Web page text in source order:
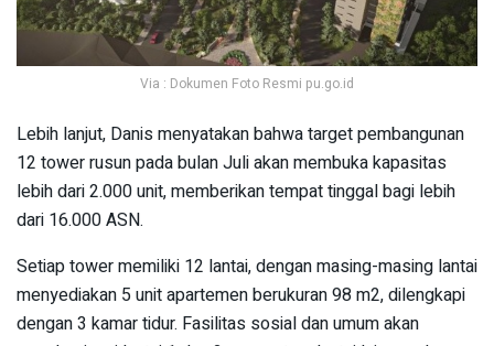
Via : Dokumen Foto Resmi pu.go.id
Lebih lanjut, Danis menyatakan bahwa target pembangunan
12 tower rusun pada bulan Juli akan membuka kapasitas
lebih dari 2.000 unit, memberikan tempat tinggal bagi lebih
dari 16.000 ASN.
Setiap tower memiliki 12 lantai, dengan masing-masing lantai
menyediakan 5 unit apartemen berukuran 98 m2, dilengkapi
dengan 3 kamar tidur. Fasilitas sosial dan umum akan